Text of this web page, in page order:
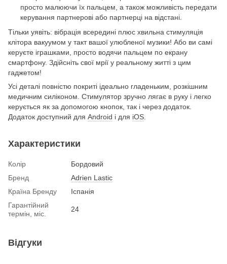
просто малюючи їх пальцем, а також можливість передати
керування партнерові або партнерці на відстані.
Тільки уявіть: вібрація всередині плюс хвильна стимуляція
клітора вакуумом у такт вашої улюбленої музики! Або ви самі
керуєте іграшками, просто водячи пальцем по екрану
смартфону. Здійсніть свої мрії у реальному житті з цим
гаджетом!
Усі деталі повністю покриті ідеально гладеньким, розкішним
медичним силіконом. Стимулятор зручно лягає в руку і легко
керується як за допомогою кнопок, так і через додаток.
Додаток доступний для Android і для iOS
Характеристики
Колір
Бордовий
Бренд
Adrien Lastic
Країна Бренду
Іспанія
Гарантійний
термін, міс.
24
Відгуки